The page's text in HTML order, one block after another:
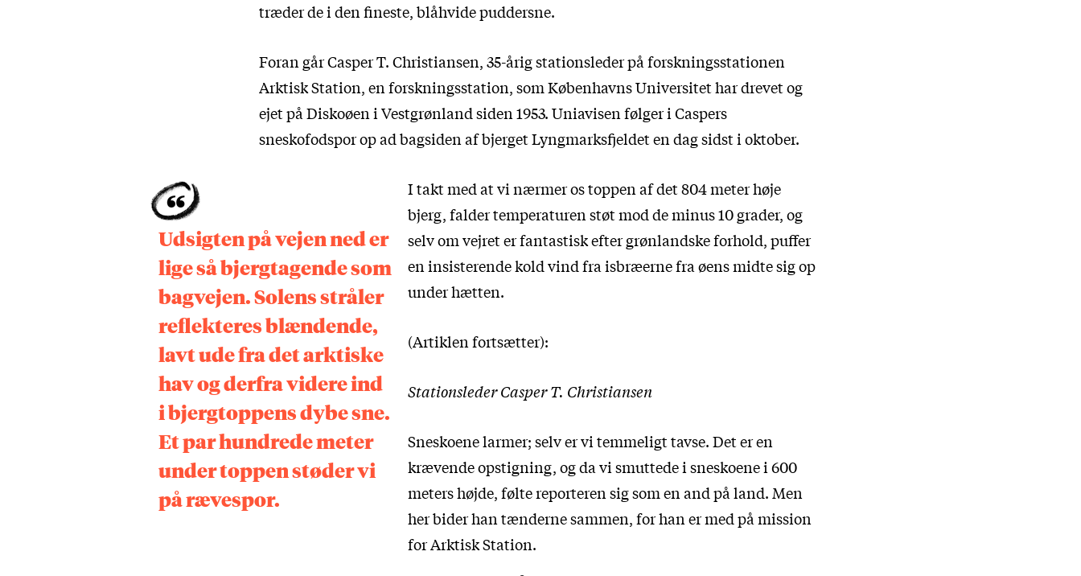
træder de i den fineste, blåhvide puddersne.
Foran går Casper T. Christiansen, 35-årig stationsleder på forskningsstationen
Arktisk Station, en forskningsstation, som Københavns Universitet har drevet og
ejet på Diskoøen i Vestgrønland siden 1953. Uniavisen følger i Caspers
sneskofodspor op ad bagsiden af bjerget Lyngmarksfjeldet en dag sidst i oktober.
Udsigten på vejen ned er
lige så bjergtagende som
bagvejen. Solens stråler
reflekteres blændende,
lavt ude fra det arktiske
hav og derfra videre ind
i bjergtoppens dybe sne.
Et par hundrede meter
under toppen støder vi
på rævespor.
I takt med at vi nærmer os toppen af det 804 meter høje
bjerg, falder temperaturen støt mod de minus 10 grader, og
selv om vejret er fantastisk efter grønlandske forhold, puffer
en insisterende kold vind fra isbræerne fra øens midte sig op
under hætten.
(Artiklen fortsætter):
Stationsleder Casper T. Christiansen
Sneskoene larmer; selv er vi temmeligt tavse. Det er en
krævende opstigning, og da vi smuttede i sneskoene i 600
meters højde, følte reporteren sig som en and på land. Men
her bider han tænderne sammen, for han er med på mission
for Arktisk Station.